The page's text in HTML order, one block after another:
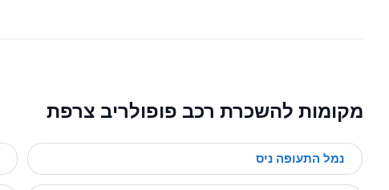
מקומות להשכרת רכב פופולריב צרפת
נמל התעופה ניס